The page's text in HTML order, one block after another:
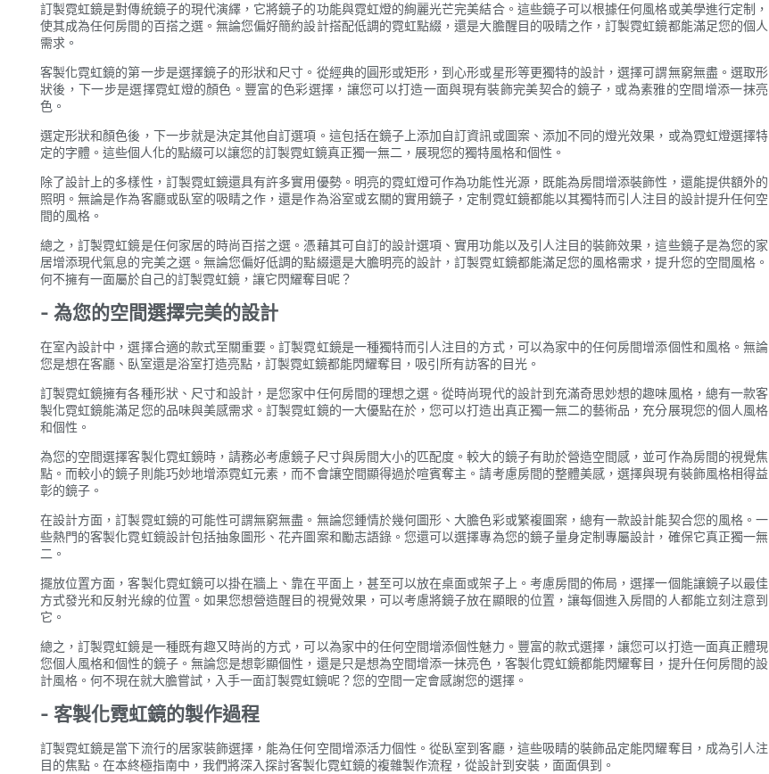
訂製霓虹鏡是對傳統鏡子的現代演繹，它將鏡子的功能與霓虹燈的絢麗光芒完美結合。這些鏡子可以根據任何風格或美學進行定制，
使其成為任何房間的百搭之選。無論您偏好簡約設計搭配低調的霓虹點綴，還是大膽醒目的吸睛之作，訂製霓虹鏡都能滿足您的個人
需求。
客製化霓虹鏡的第一步是選擇鏡子的形狀和尺寸。從經典的圓形或矩形，到心形或星形等更獨特的設計，選擇可謂無窮無盡。選取形
狀後，下一步是選擇霓虹燈的顏色。豐富的色彩選擇，讓您可以打造一面與現有裝飾完美契合的鏡子，或為素雅的空間增添一抹亮
色。
選定形狀和顏色後，下一步就是決定其他自訂選項。這包括在鏡子上添加自訂資訊或圖案、添加不同的燈光效果，或為霓虹燈選擇特
定的字體。這些個人化的點綴可以讓您的訂製霓虹鏡真正獨一無二，展現您的獨特風格和個性。
除了設計上的多樣性，訂製霓虹鏡還具有許多實用優勢。明亮的霓虹燈可作為功能性光源，既能為房間增添裝飾性，還能提供額外的
照明。無論是作為客廳或臥室的吸睛之作，還是作為浴室或玄關的實用鏡子，定制霓虹鏡都能以其獨特而引人注目的設計提升任何空
間的風格。
總之，訂製霓虹鏡是任何家居的時尚百搭之選。憑藉其可自訂的設計選項、實用功能以及引人注目的裝飾效果，這些鏡子是為您的家
居增添現代氣息的完美之選。無論您偏好低調的點綴還是大膽明亮的設計，訂製霓虹鏡都能滿足您的風格需求，提升您的空間風格。
何不擁有一面屬於自己的訂製霓虹鏡，讓它閃耀奪目呢？
- 為您的空間選擇完美的設計
在室內設計中，選擇合適的款式至關重要。訂製霓虹鏡是一種獨特而引人注目的方式，可以為家中的任何房間增添個性和風格。無論
您是想在客廳、臥室還是浴室打造亮點，訂製霓虹鏡都能閃耀奪目，吸引所有訪客的目光。
訂製霓虹鏡擁有各種形狀、尺寸和設計，是您家中任何房間的理想之選。從時尚現代的設計到充滿奇思妙想的趣味風格，總有一款客
製化霓虹鏡能滿足您的品味與美感需求。訂製霓虹鏡的一大優點在於，您可以打造出真正獨一無二的藝術品，充分展現您的個人風格
和個性。
為您的空間選擇客製化霓虹鏡時，請務必考慮鏡子尺寸與房間大小的匹配度。較大的鏡子有助於營造空間感，並可作為房間的視覺焦
點。而較小的鏡子則能巧妙地增添霓虹元素，而不會讓空間顯得過於喧賓奪主。請考慮房間的整體美感，選擇與現有裝飾風格相得益
彰的鏡子。
在設計方面，訂製霓虹鏡的可能性可謂無窮無盡。無論您鍾情於幾何圖形、大膽色彩或繁複圖案，總有一款設計能契合您的風格。一
些熱門的客製化霓虹鏡設計包括抽象圖形、花卉圖案和勵志語錄。您還可以選擇專為您的鏡子量身定制專屬設計，確保它真正獨一無
二。
擺放位置方面，客製化霓虹鏡可以掛在牆上、靠在平面上，甚至可以放在桌面或架子上。考慮房間的佈局，選擇一個能讓鏡子以最佳
方式發光和反射光線的位置。如果您想營造醒目的視覺效果，可以考慮將鏡子放在顯眼的位置，讓每個進入房間的人都能立刻注意到
它。
總之，訂製霓虹鏡是一種既有趣又時尚的方式，可以為家中的任何空間增添個性魅力。豐富的款式選擇，讓您可以打造一面真正體現
您個人風格和個性的鏡子。無論您是想彰顯個性，還是只是想為空間增添一抹亮色，客製化霓虹鏡都能閃耀奪目，提升任何房間的設
計風格。何不現在就大膽嘗試，入手一面訂製霓虹鏡呢？您的空間一定會感謝您的選擇。
- 客製化霓虹鏡的製作過程
訂製霓虹鏡是當下流行的居家裝飾選擇，能為任何空間增添活力個性。從臥室到客廳，這些吸睛的裝飾品定能閃耀奪目，成為引人注
目的焦點。在本終極指南中，我們將深入探討客製化霓虹鏡的複雜製作流程，從設計到安裝，面面俱到。